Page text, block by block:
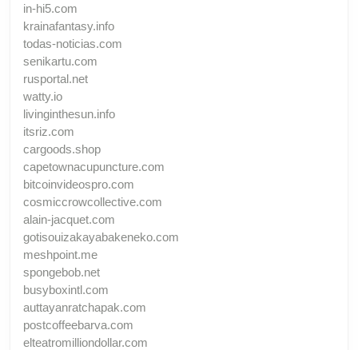
in-hi5.com
krainafantasy.info
todas-noticias.com
senikartu.com
rusportal.net
watty.io
livinginthesun.info
itsriz.com
cargoods.shop
capetownacupuncture.com
bitcoinvideospro.com
cosmiccrowcollective.com
alain-jacquet.com
gotisouizakayabakeneko.com
meshpoint.me
spongebob.net
busyboxintl.com
auttayanratchapak.com
postcoffeebarva.com
elteatromilliondollar.com